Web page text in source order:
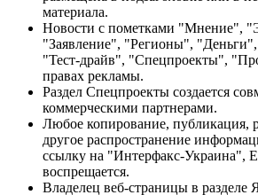
материала.
Новости с пометками "Мнение",
"Заявление", "Регионы",
"Тест-драйв", "Спецпроекты",
правах рекламы.
Раздел Спецпроекты создается
коммерческими партнерами.
Любое копирование, публикация,
другое распространение
ссылку на "Интерфакс-Украина",
воспрещается.
Владелец веб-страницы в разделе